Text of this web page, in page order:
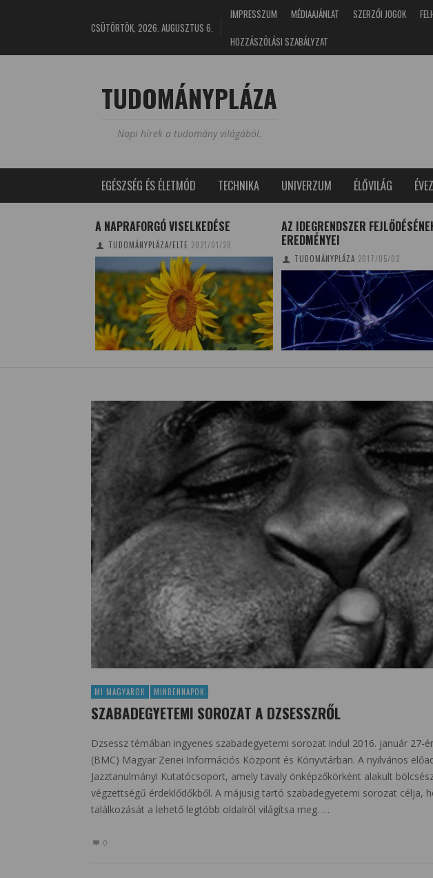
CSÜTÖRTÖK, 2026. AUGUSZTUS 6.
IMPRESSZUM MÉDIAAJÁNLAT SZERZŐI JOGOK
HOZZÁSZÓLÁSI SZABÁLYZAT
TUDOMÁNYPLÁZA
Napi hírek a tudomány világából.
EGÉSZSÉG ÉS ÉLETMÓD TECHNIKA UNIVERZUM ÉLŐVILÁG
A NAPRAFORGÓ VISELKEDÉSE
TUDOMÁNYPLÁZA/ELTE 2021/01/28
AZ IDEGRENDSZER
EREDMÉNYEI
TUDOMÁNYPLÁZA 2017/05/02
MI MAGYAROK MINDENNAPOK
SZABADEGYETEMI SOROZAT A DZSESSZRŐL
Dzsessz témában ingyenes szabadegyetemi sorozat indul 2016. január 27-
(BMC) Magyar Zenei Információs Központ és Könyvtárban. A nyilvános
Jazztanulmányi Kutatócsoport, amely tavaly önképzőkörként alakult
végzettségű érdeklődőkből. A májusig tartó szabadegyetemi sorozat célja,
találkozását a lehető legtöbb oldalról világítsa meg. …
0